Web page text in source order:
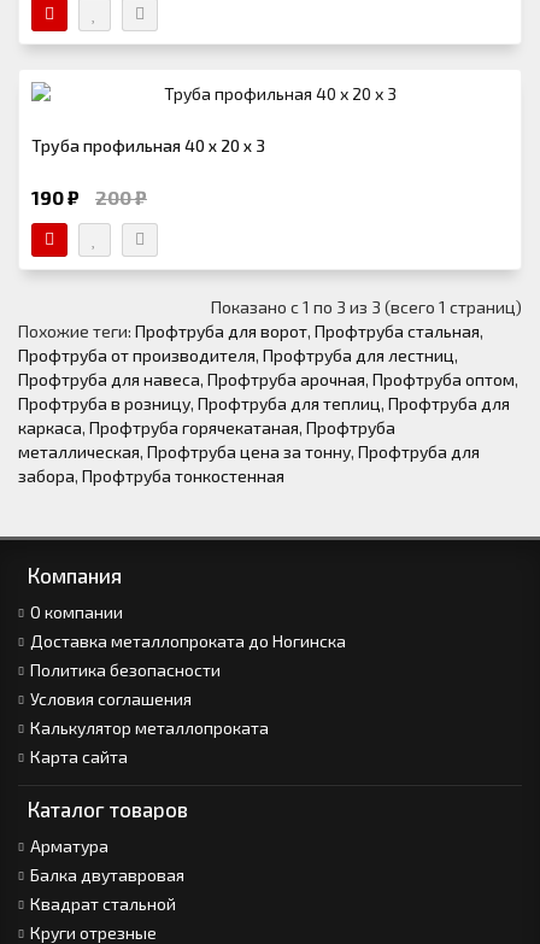
Труба профильная 40 х 20 х 3
190 ₽ 200 ₽
Показано с 1 по 3 из 3 (всего 1 страниц)
Похожие теги: Профтруба для ворот, Профтруба стальная,
Профтруба от производителя, Профтруба для лестниц,
Профтруба для навеса, Профтруба арочная, Профтруба оптом,
Профтруба в розницу, Профтруба для теплиц, Профтруба для
каркаса, Профтруба горячекатаная, Профтруба
металлическая, Профтруба цена за тонну, Профтруба для
забора, Профтруба тонкостенная
Компания
О компании
Доставка металлопроката до Ногинска
Политика безопасности
Условия соглашения
Калькулятор металлопроката
Карта сайта
Каталог товаров
Арматура
Балка двутавровая
Квадрат стальной
Круги отрезные